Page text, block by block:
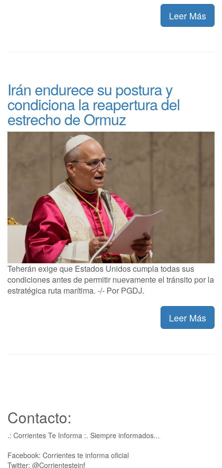
Leer Más
Irán endurece su postura y
condiciona la reapertura del
estrecho de Ormuz
Teherán exige que Estados Unidos cumpla todas sus
condiciones antes de permitir nuevamente el tránsito por la
estratégica ruta marítima. -/- Por PGDJ.
Leer Más
Contacto:
.: Corrientes Te Informa :. Siempre informados...
Facebook: Corrientes te informa oficial
Twitter: @Corrientesteinf